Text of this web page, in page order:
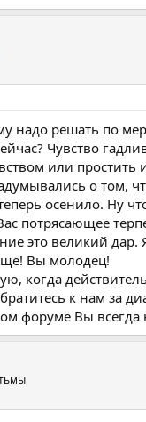
надо решать по
Чувство
или простить
о том,
осенило. Ну
потрясающее
это великий дар.
Вы молодец!
когда
к нам за
форуме Вы всегда